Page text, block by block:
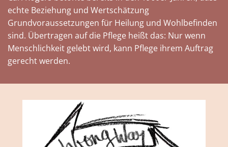
echte Beziehung und Wertschätzung
Grundvoraussetzungen für Heilung und Wohlbefinden
sind. Übertragen auf die Pflege heißt das: Nur wenn
Menschlichkeit gelebt wird, kann Pflege ihrem Auftrag
gerecht werden.